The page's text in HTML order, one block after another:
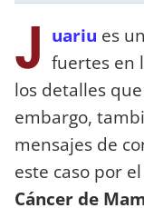
J uariu es
fuertes en
los detalles
embargo,
mensajes de
este caso por el
Cáncer de